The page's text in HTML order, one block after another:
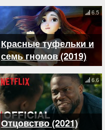
Красные туфельки и
семь гномов (2019)
6.5
Отцовство (2021)
6.6